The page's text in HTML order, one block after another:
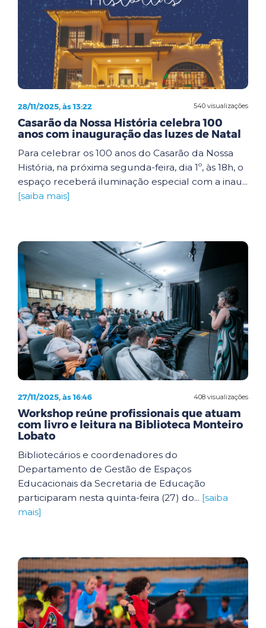
540 visualizações
28/11/2025, às 13:22
Casarão da Nossa História celebra 100
anos com inauguração das luzes de Natal
Para celebrar os 100 anos do Casarão da Nossa
História, na próxima segunda-feira, dia 1º, às 18h, o
espaço receberá iluminação especial com a inau...
[saiba mais]
408 visualizações
27/11/2025, às 16:46
Workshop reúne profissionais que atuam
com livro e leitura na Biblioteca Monteiro
Lobato
Bibliotecários e coordenadores do
Departamento de Gestão de Espaços
Educacionais da Secretaria de Educação
participaram nesta quinta-feira (27) do... [saiba
mais]